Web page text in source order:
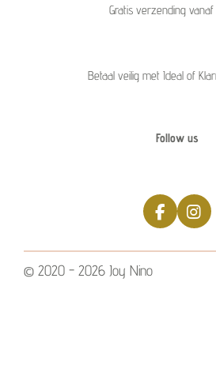
Gratis verzending
Betaal veilig met Ideal of
Follow us
F
a
c
I
n
s
© 2020 - 2026 Joy Nino